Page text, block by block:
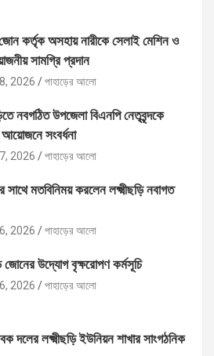
জোন কর্তৃক অসহায় নারীকে সেলাই মেশিন ও
সামগ্রি প্রদান
2026 পাহাড়ের আলো
নবগঠিত উপজেলা বিএনপি নেতৃবৃন্দকে
সংবর্ধনা
2026 পাহাড়ের আলো
সাথে মতবিনিময় করলেন লক্ষ্মীছড়ি নবাগত
2026 পাহাড়ের আলো
জোনের উদ্যোগ বৃক্ষরোপণ কর্মসূচি
2026 পাহাড়ের আলো
দলের লক্ষ্মীছড়ি ইউনিয়ন শাখার সাংগঠনিক